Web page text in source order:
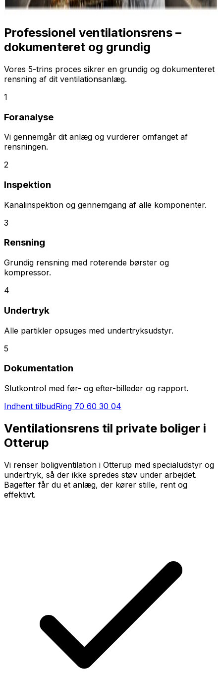
Professionel ventilationsrens –
dokumenteret og grundig
Vores 5-trins proces sikrer en grundig og dokumenteret
rensning af dit ventilationsanlæg.
1
Foranalyse
Vi gennemgår dit anlæg og vurderer omfanget af
rensningen.
2
Inspektion
Kanalinspektion og gennemgang af alle komponenter.
3
Rensning
Grundig rensning med roterende børster og
kompressor.
4
Undertryk
Alle partikler opsuges med undertryksudstyr.
5
Dokumentation
Slutkontrol med før- og efter-billeder og rapport.
Indhent tilbudRing 70 60 30 04
Ventilationsrens til private boliger i
Otterup
Vi renser boligventilation i Otterup med specialudstyr og
undertryk, så der ikke spredes støv under arbejdet.
Bagefter får du et anlæg, der kører stille, rent og
effektivt.